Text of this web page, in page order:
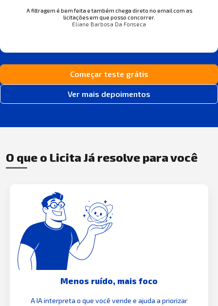
A filtragem é bem feita e também chega direto no email com as
licitações em que posso concorrer.
Eliane Barbosa Da Fonseca
Começar teste grátis
Ver mais depoimentos
O que o Licita Já resolve para você
Menos ruído, mais foco
A IA interpreta o que você vende e ajuda a priorizar